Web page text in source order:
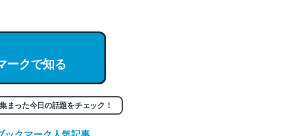
32768トークンだと英語小説100ページ分くらい。小説でいう「ずっと前
収されないけど、短期記憶というには多い分量。進化すればするほど分かり
そう
ークで知る
まった今日の話題をチェック！